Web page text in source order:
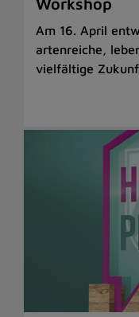
Am 16. April
artenreiche,
vielfältige